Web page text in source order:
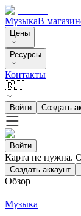
МузыкаВ
Цены
Ресурсы
Контакты
🇷🇺
Войти Создать
Войти
Карта не нужна.
Создать аккаунт
Обзор
Музыка